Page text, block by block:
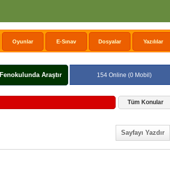
Oyunlar E-Sınav Dosyalar Yazılılar
Fenokulunda Araştır 154 Online (0 Mobil)
Tüm Konular
Sayfayı Yazdır